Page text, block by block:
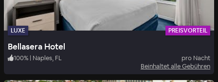
LUXE PREISVORTEIL
Bellasera Hotel
100% | Naples, FL
pro Nacht
Beinhaltet alle Gebühren